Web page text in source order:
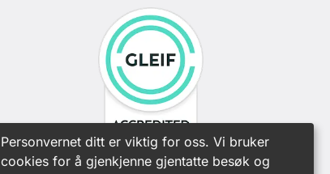
Personvernet ditt er viktig for oss. Vi bruker
cookies for å gjenkjenne gjentatte besøk og